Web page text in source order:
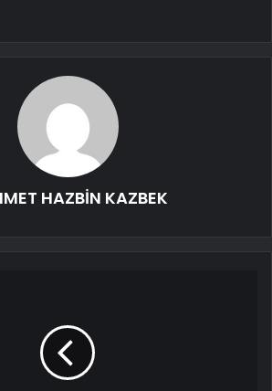
HAZBİN KAZBEK